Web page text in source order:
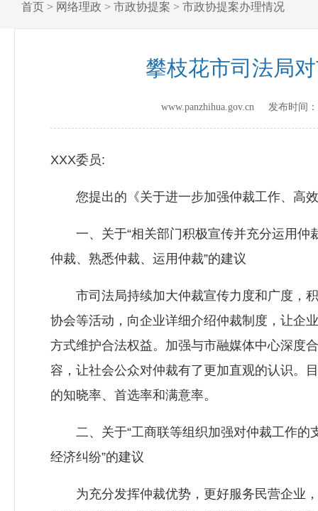
首页 > 网络理政 > 市政协提案 > 市政协提案办理情况
攀枝花市司法局
www.panzhihua.gov.cn 发布时间：
XXX委员:
您提出的《关于进一步加强仲裁工作、高效
一、关于“相关部门积极宣传并充分运用仲
仲裁、熟悉仲裁、运用仲裁”的建议
市司法局持续加大仲裁宣传力度和广度，积
协会等活动，向企业详细介绍仲裁制度，让企
方式维护合法权益。加强与市融媒体中心深度
容，让社会公众对仲裁有了更加直观的认识。
的知晓率、首选率和满意率。
二、关于“工商联等组织加强对仲裁工作的
经济纠纷”的建议
为充分发挥仲裁优势，更好服务民营企业，